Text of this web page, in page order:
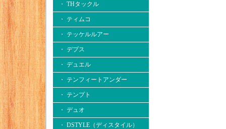
・ THタックル
・ ティムコ
・ テッケルルアー
・ デプス
・ デュエル
・ テンフィートアンダー
・ テンプト
・ デュオ
・ DSTYLE（ディスタイル）